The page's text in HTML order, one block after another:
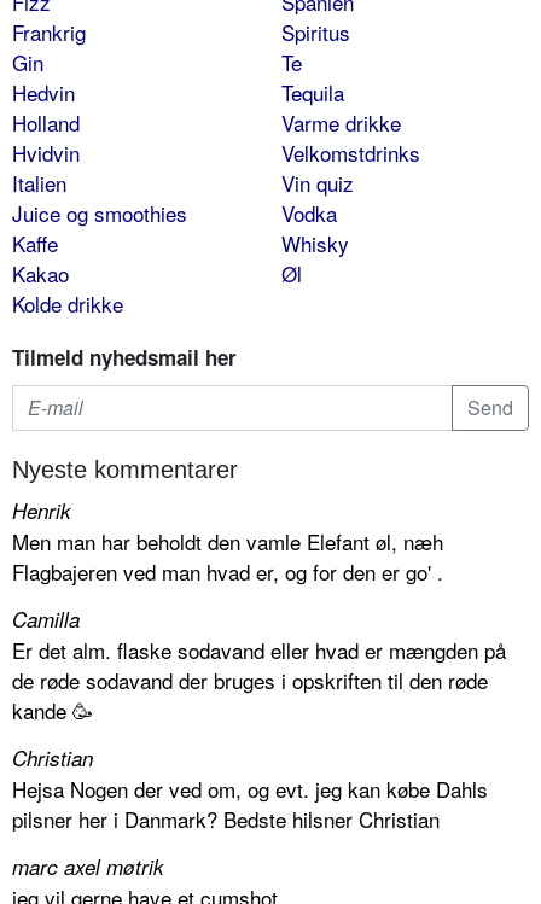
Frankrig
Gin
Hedvin
Holland
Hvidvin
Italien
Juice og smoothies
Kaffe
Kakao
Kolde drikke
Spiritus
Te
Tequila
Varme drikke
Velkomstdrinks
Vin quiz
Vodka
Whisky
Øl
Tilmeld nyhedsmail her
Nyeste kommentarer
Henrik
Men man har beholdt den vamle Elefant øl, næh
Flagbajeren ved man hvad er, og for den er go' .
Camilla
Er det alm. flaske sodavand eller hvad er mængden på
de røde sodavand der bruges i opskriften til den røde
kande 🥳
Christian
Hejsa Nogen der ved om, og evt. jeg kan købe Dahls
pilsner her i Danmark? Bedste hilsner Christian
marc axel møtrik
jeg vil gerne have et cumshot